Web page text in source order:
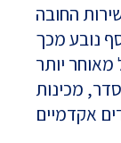
החובה
קושי נוסף נובע מכך
מאוחר יותר
מכינות